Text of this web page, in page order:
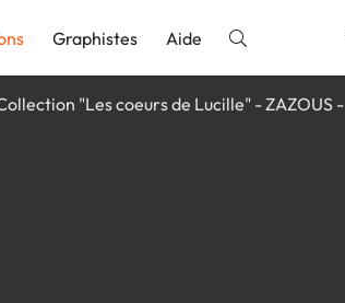
Graphistes Aide
"Les coeurs de Lucille" - ZAZOUS -